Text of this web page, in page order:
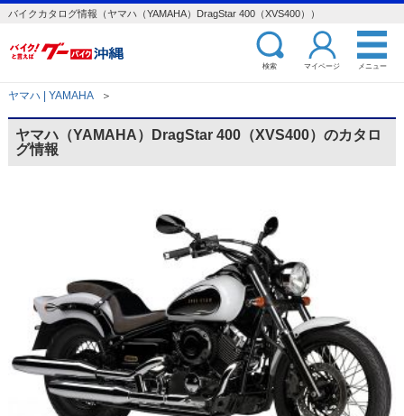
バイクカタログ情報（ヤマハ（YAMAHA）DragStar 400（XVS400））
検索 マイページ メニュー
ヤマハ | YAMAHA ＞
ヤマハ（YAMAHA）DragStar 400（XVS400）のカタロ
グ情報